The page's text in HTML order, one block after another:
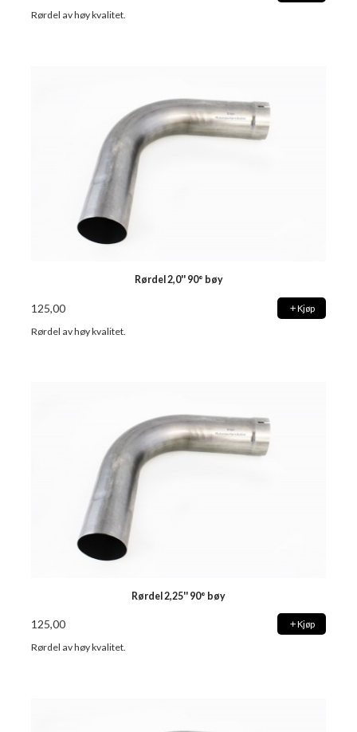
Rørdel av høy kvalitet.
Rørdel 2,0'' 90° bøy
125,00 Kjøp
Rørdel av høy kvalitet.
Rørdel 2,25'' 90° bøy
125,00 Kjøp
Rørdel av høy kvalitet.